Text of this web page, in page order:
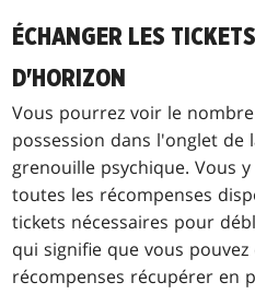
ÉCHANGER LES
D'HORIZON
Vous pourrez voir le
possession dans l'onglet de
grenouille psychique. Vous
toutes les récompenses
tickets nécessaires pour
qui signifie que vous
récompenses récupérer en